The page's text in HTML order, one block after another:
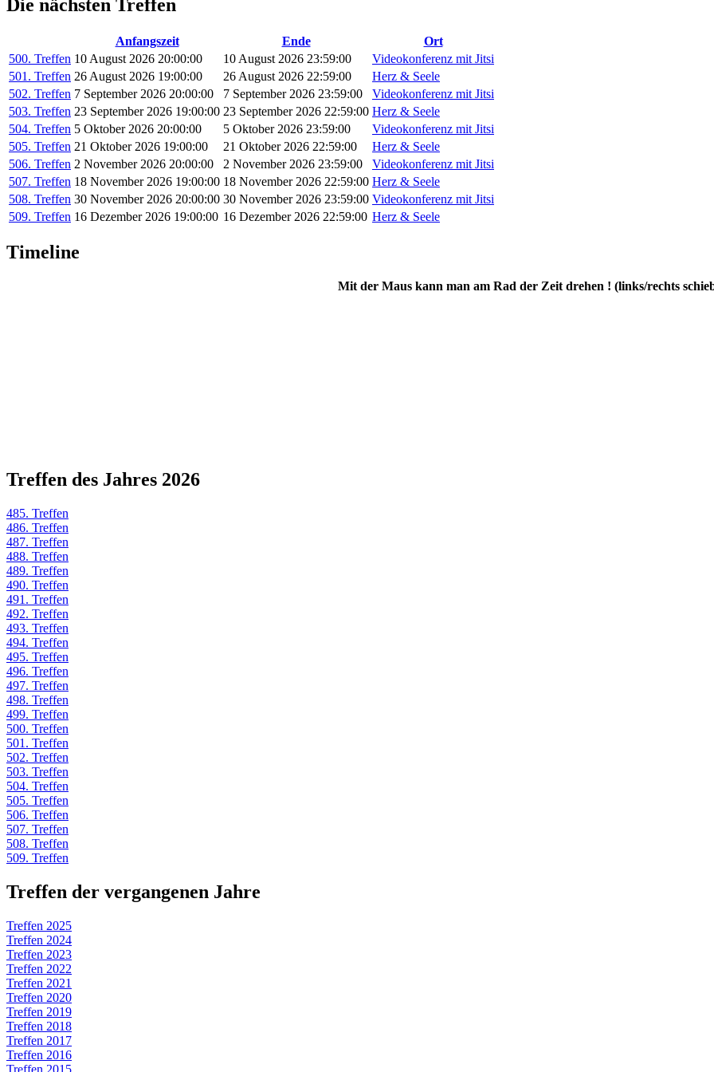
Die nächsten Treffen
Anfangszeit Ende
Ort
500. Treffen 10 August 2026 20:00:00 10 August 2026 23:59:00
Videokonferenz mit Jitsi
501. Treffen 26 August 2026 19:00:00 26 August 2026 22:59:00
Herz & Seele
502. Treffen 7 September 2026 20:00:00 7 September 2026 23:59:00
Videokonferenz mit Jitsi
503. Treffen 23 September 2026 19:00:00 23 September 2026 22:59:00 Herz & Seele
504. Treffen 5 Oktober 2026 20:00:00 5 Oktober 2026 23:59:00
Videokonferenz mit Jitsi
505. Treffen 21 Oktober 2026 19:00:00 21 Oktober 2026 22:59:00
Herz & Seele
506. Treffen 2 November 2026 20:00:00 2 November 2026 23:59:00
Videokonferenz mit Jitsi
507. Treffen 18 November 2026 19:00:00 18 November 2026 22:59:00 Herz & Seele
508. Treffen 30 November 2026 20:00:00 30 November 2026 23:59:00 Videokonferenz mit Jitsi
509. Treffen 16 Dezember 2026 19:00:00 16 Dezember 2026 22:59:00 Herz & Seele
Timeline
Mit der Maus kann man am Rad der Zeit drehen ! (links/rechts
Treffen des Jahres 2026
485. Treffen
486. Treffen
487. Treffen
488. Treffen
489. Treffen
490. Treffen
491. Treffen
492. Treffen
493. Treffen
494. Treffen
495. Treffen
496. Treffen
497. Treffen
498. Treffen
499. Treffen
500. Treffen
501. Treffen
502. Treffen
503. Treffen
504. Treffen
505. Treffen
506. Treffen
507. Treffen
508. Treffen
509. Treffen
Treffen der vergangenen Jahre
Treffen 2025
Treffen 2024
Treffen 2023
Treffen 2022
Treffen 2021
Treffen 2020
Treffen 2019
Treffen 2018
Treffen 2017
Treffen 2016
Treffen 2015